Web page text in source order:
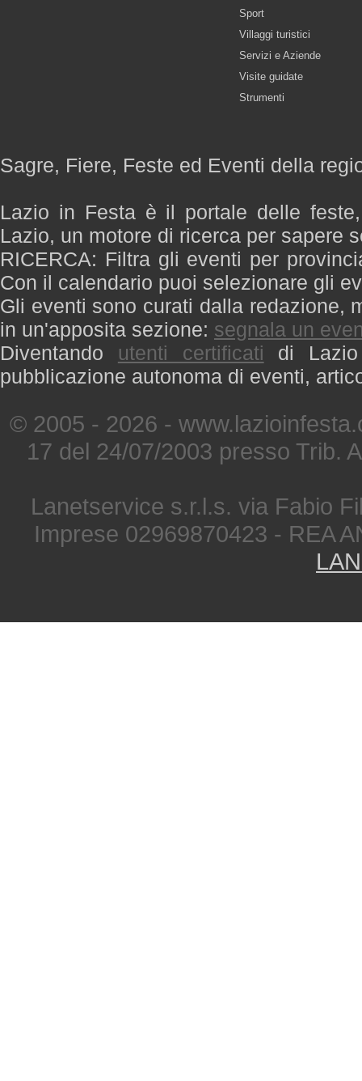
Sport
Villaggi turistici
Servizi e Aziende
Visite guidate
Strumenti
Sagre, Fiere, Feste ed Eventi della
Lazio in Festa è il portale delle
Lazio, un motore di ricerca per sapere
RICERCA: Filtra gli eventi per
Con il calendario puoi selezionare gli
Gli eventi sono curati dalla redazione,
in un'apposita sezione: segnala un
Diventando utenti certificati di
pubblicazione autonoma di eventi,
© 2005 - 2026 -
17 del 24/07/2003 presso Trib.
Lanetservice s.r.l.s. via Fabio
Imprese 02969870423 - REA